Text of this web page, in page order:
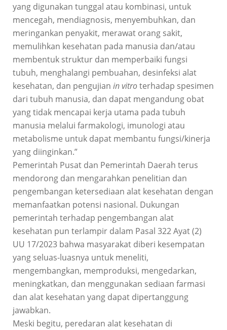
yang digunakan tunggal atau kombinasi, untuk
mencegah, mendiagnosis, menyembuhkan, dan
meringankan penyakit, merawat orang sakit,
memulihkan kesehatan pada manusia dan/atau
membentuk struktur dan memperbaiki fungsi
tubuh, menghalangi pembuahan, desinfeksi alat
kesehatan, dan pengujian in vitroterhadap spesimen
dari tubuh manusia, dan dapat mengandung obat
yang tidak mencapai kerja utama pada tubuh
manusia melalui farmakologi, imunologi atau
metabolisme untuk dapat membantu fungsi/kinerja
yang diinginkan.”
Pemerintah Pusat dan Pemerintah Daerah terus
mendorong dan mengarahkan penelitian dan
pengembangan ketersediaan alat kesehatan dengan
memanfaatkan potensi nasional. Dukungan
pemerintah terhadap pengembangan alat
kesehatan pun terlampir dalam Pasal 322 Ayat (2)
UU 17/2023 bahwa masyarakat diberi kesempatan
yang seluas-luasnya untuk meneliti,
mengembangkan, memproduksi, mengedarkan,
meningkatkan, dan menggunakan sediaan farmasi
dan alat kesehatan yang dapat dipertanggung
jawabkan.
Meski begitu, peredaran alat kesehatan di